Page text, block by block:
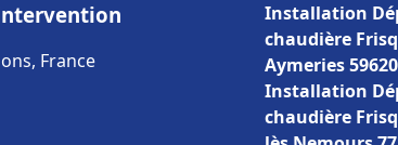
France
Installation
chaudière
Aymeries 59620
Installation
chaudière